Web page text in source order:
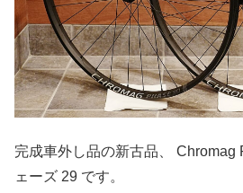
完成車外し品の新古品、 Chromag
ェーズ 29 です。